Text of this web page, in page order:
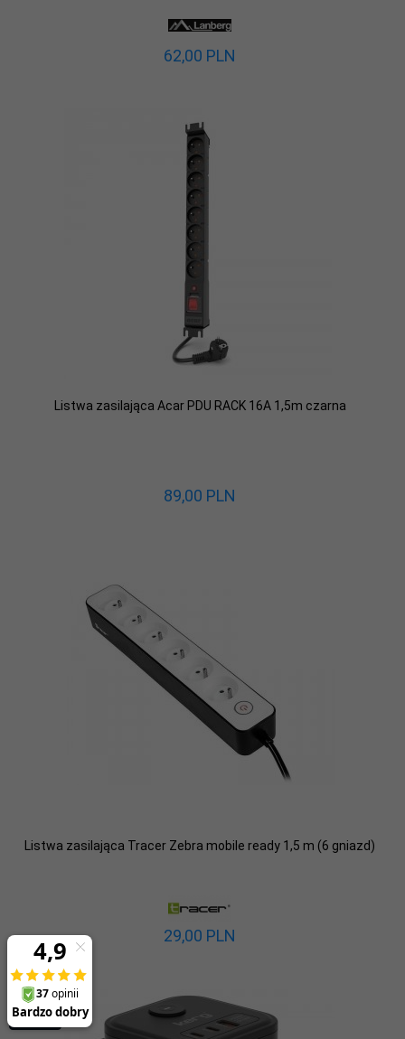
62,00 PLN
Listwa zasilająca Acar PDU RACK 16A 1,5m czarna
89,00 PLN
Listwa zasilająca Tracer Zebra mobile ready 1,5 m (6 gniazd)
29,00 PLN